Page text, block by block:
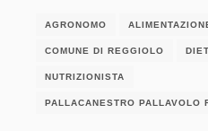
AGRONOMO
COMUNE DI REGGIOLO
NUTRIZIONISTA
PALLACANESTRO PALLAVOLO